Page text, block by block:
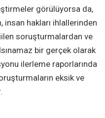
görülüyorsa da,
insan hakları ihlallerinden
soruşturmalardan ve
bir gerçek olarak
ilerleme raporlarında
eksik ve